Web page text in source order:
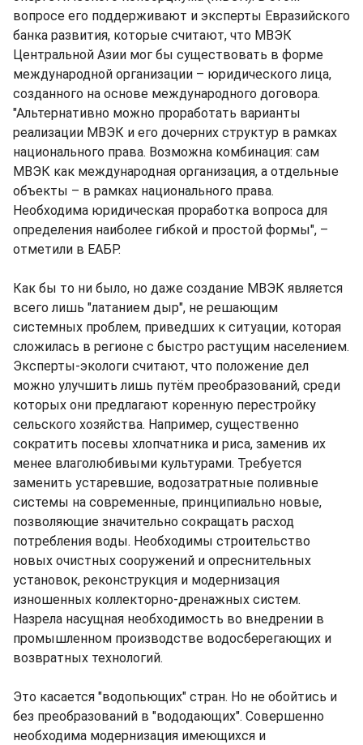
вопросе его поддерживают и эксперты Евразийского
банка развития, которые считают, что МВЭК
Центральной Азии мог бы существовать в форме
международной организации – юридического лица,
созданного на основе международного договора.
"Альтернативно можно проработать варианты
реализации МВЭК и его дочерних структур в рамках
национального права. Возможна комбинация: сам
МВЭК как международная организация, а отдельные
объекты – в рамках национального права.
Необходима юридическая проработка вопроса для
определения наиболее гибкой и простой формы", –
отметили в ЕАБР.
Как бы то ни было, но даже создание МВЭК является
всего лишь "латанием дыр", не решающим
системных проблем, приведших к ситуации, которая
сложилась в регионе с быстро растущим населением.
Эксперты-экологи считают, что положение дел
можно улучшить лишь путём преобразований, среди
которых они предлагают коренную перестройку
сельского хозяйства. Например, существенно
сократить посевы хлопчатника и риса, заменив их
менее влаголюбивыми культурами. Требуется
заменить устаревшие, водозатратные поливные
системы на современные, принципиально новые,
позволяющие значительно сокращать расход
потребления воды. Необходимы строительство
новых очистных сооружений и опреснительных
установок, реконструкция и модернизация
изношенных коллекторно-дренажных систем.
Назрела насущная необходимость во внедрении в
промышленном производстве водосберегающих и
возвратных технологий.
Это касается "водопьющих" стран. Но не обойтись и
без преобразований в "вододающих". Совершенно
необходима модернизация имеющихся и